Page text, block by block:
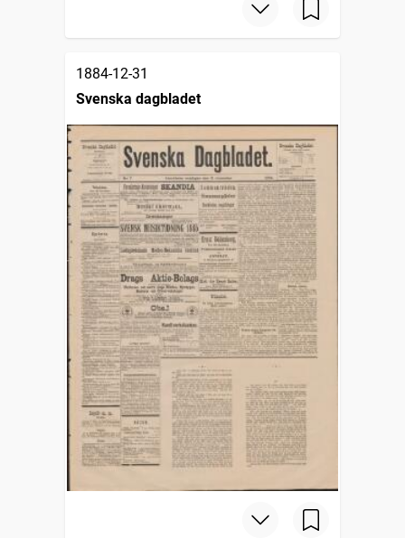
1884-12-31
Svenska dagbladet